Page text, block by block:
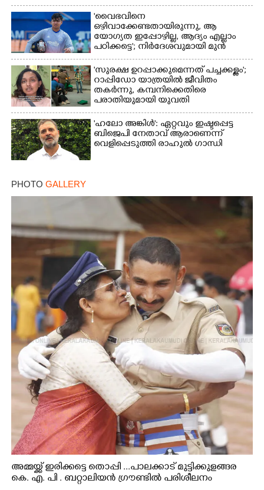
'വൈഭവിനെ
ഒഴിവാക്കേണ്ടതായിരുന്നു,​ ആ
യോഗ്യത ഇപ്പോഴില്ല, ആദ്യം എല്ലാം
പഠിക്കട്ടെ'; നിർദേശവുമായി മുൻ
ക്രിക്കറ്റ് താരം
'സുരക്ഷ ഉറപ്പാക്കുമെന്നത് പച്ചക്കള്ളം';
റാപ്പിഡോ യാത്രയിൽ ജീവിതം
തകർന്നു, കമ്പനിക്കെതിരെ
പരാതിയുമായി യുവതി
'ഹലോ അങ്കിൾ': ഏറ്റവും ഇഷ്ടപ്പെട്ട
ബിജെപി നേതാവ് ആരാണെന്ന്
വെളിപ്പെടുത്തി രാഹുൽ ഗാന്ധി
PHOTO GALLERY
അമ്മയ്ക്ക് ഇരിക്കട്ടെ തൊപ്പി ...പാലക്കാട് മുട്ടിക്കുളങ്ങര
കെ. എ. പി . ബറ്റാലിയൻ ഗ്രൗണ്ടിൽ പരിശീലനം